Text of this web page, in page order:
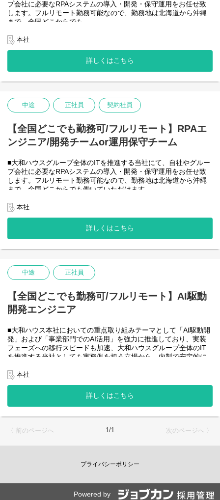
です。
＜詳細な業務例／基本的な技術仕様＞
ローコード開発プラットフォームを導入し、レガシー化した業務
基幹システムの改善などに取り組んでいます。
プ会社に必要なRPAシステムの導入・開発・保守運用をお任せ致
します。フルリモート勤務可能なので、勤務地は北海道から沖縄
まで、全国どこからでも
社後の勤務地は問いません。また、働く時間に制限もなく、月160
時間の勤務で、午前5時～22時までの間であれば、自由な時間に働
いていただけます。業務を途中で中断したり、働く時間を調整で
きるので、家事、育児、介護などとの両立も可能です。社員が仕
思っておりますのでフルフレックスです。
＜クライアントは大和ハウスグループ全体＞
名の
全てに関わるシステムを担っています。
出資は大和ハウス本体になりますが、売上好調かつDX推進の優先
潤沢なリソースのもと、最上流から変革を進めていくことが可能
です。
＜詳細な業務例／基本的な技術仕様＞
業務フローのヒアリングからRPAロボットが代替する要件定義、
シナリオ作成をもとにした開発作業を担当いただきます。導入後
ます。使用ツールの制約があり、1人で1案件を担当します。
使用ツール：
-UiPath
-AI-OCR/DX Suite
-MySQL など
本社
詳しくはこちら
中途 正社員 契約社員
【全国どこでも勤務可/フルリモート】RPAエ
ンジニア/開発チームor運用保守チーム
■大和ハウスグループ全体のITを推進する当社にて、自社やグルー
プ会社に必要なRPAシステムの導入・開発・保守運用をお任せ致
します。フルリモート勤務可能なので、勤務地は北海道から沖縄
まで、全国どこからでも働いていただけます。
せん。
また、働く時間に制限もなく、月160時間の勤務で、午前５時～２
２時までの間であれば、自由な時間に働いていただけます。業務
を途中で中断したり、働く時間を調整できるので、家事、育児、
ることが一番の生産性向上につながると思っておりますのでフル
・開発チーム(６名)
ループ会社に必要なRPA(UiPath)の導入・開発を一人一案件担当し
ていただきヒアリングからお任せします。
工期は短い物だと１カ月から長い物だと半年くらいの物が多いで
・運用保守チーム(２名)
大和ハウスグループ全体のIT・DXを推進する当社にて、自社やグ
ループ会社に導入したRPA(UiPath)の運用、保守、問い合わせ対応
使用ツール：
-AI-OCR
＜クライアントは大和ハウスグループ全体＞
名の
出資は大和ハウス本体になりますが、売上好調かつDX推進の優先
潤沢なリソースのもと、最上流から変革を進めていくことが可能
本社
詳しくはこちら
中途 正社員
【全国どこでも勤務可/フルリモート】AI駆動
開発エンジニア
■大和ハウス本社においての重点取り組みテーマとして「AI駆動開
発」および「事業部門でのAI活用」を強力に推進しており、実装
フェーズへの移行スピードも加速、大和ハウスグループ全体のIT
を推進する当社としても実務側を担う立場から、内製で安定的に
います。
なお、フルリモート勤務可能なので、勤務地は北海道から沖縄ま
で、日本全国どこからでも働いていただけます。
入社日以外の出社は年１～４回程度なので、入社後の勤務地は国
また、働く時間に制限もなく、月160時間の勤務で、午前５時～２
２時までの間であれば、自由な時間に働いていただけます。業務
を途中で中断したり、働く時間を調整できるので、家事、育児、
介護などとの両立も可能です。社員が仕事をしやすい環境を整え
・SPA（Single Page Application）を中心としたWebアプリケーシ
本社
詳しくはこちら
〈 前のページへ 1/1 次のページへ 〉
プライバシーポリシー
Powered by